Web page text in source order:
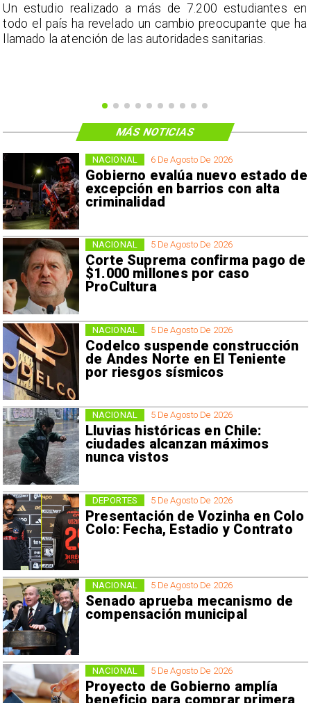
Un estudio realizado a más de 7.200 estudiantes en
todo el país ha revelado un cambio preocupante que ha
llamado la atención de las autoridades sanitarias.
6 De Agosto De 2026
Gobierno evalúa nuevo estado de
excepción en barrios con alta
criminalidad
NACIONAL
5 De Agosto De 2026
Corte Suprema confirma pago de
$1.000 millones por caso
ProCultura
NACIONAL
5 De Agosto De 2026
Codelco suspende construcción
de Andes Norte en El Teniente
por riesgos sísmicos
NACIONAL
5 De Agosto De 2026
Lluvias históricas en Chile:
ciudades alcanzan máximos
nunca vistos
NACIONAL
5 De Agosto De 2026
Presentación de Vozinha en Colo
Colo: Fecha, Estadio y Contrato
DEPORTES
5 De Agosto De 2026
Senado aprueba mecanismo de
compensación municipal
NACIONAL
5 De Agosto De 2026
Proyecto de Gobierno amplía
beneficio para comprar primera
NACIONAL
MÁS NOTICIAS